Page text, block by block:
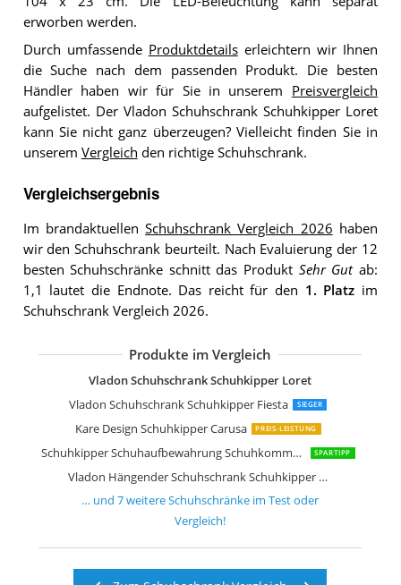
erworben werden.
Durch umfassende Produktdetailserleichtern wir Ihnen
die Suche nach dem passenden Produkt. Die besten
Händler haben wir für Sie in unserem Preisvergleich
aufgelistet. Der Vladon Schuhschrank Schuhkipper Loret
kann Sie nicht ganz überzeugen? Vielleicht finden Sie in
unserem Vergleich den richtige Schuhschrank.
Vergleichsergebnis
Im brandaktuellenSchuhschrank Vergleich 2026 haben
wir den Schuhschrank beurteilt. Nach Evaluierung der 12
besten Schuhschränke schnitt das Produkt Sehr Gutab:
1,1 lautet die Endnote. Das reicht für den 1. Platz im
Schuhschrank Vergleich 2026.
Produkte im Vergleich
Vladon Schuhschrank Schuhkipper Loret
Vladon Schuhschrank Schuhkipper Fiesta
SIEGER
Kare Design Schuhkipper Carusa PREIS-LEISTUNG
Schuhkipper Schuhaufbewahrung Schuhkommode Schuhständer SPARTIPP
Vladon Hängender Schuhschrank Schuhkipper Annie
Vladon Schuhschrank Schuhkipper
Vladon Schuhschrank Schuhkipper
Jan Kurtz Schuhschrank Stahlblech
… und7weitereSchuhschränke im Test oder
Vergleich!